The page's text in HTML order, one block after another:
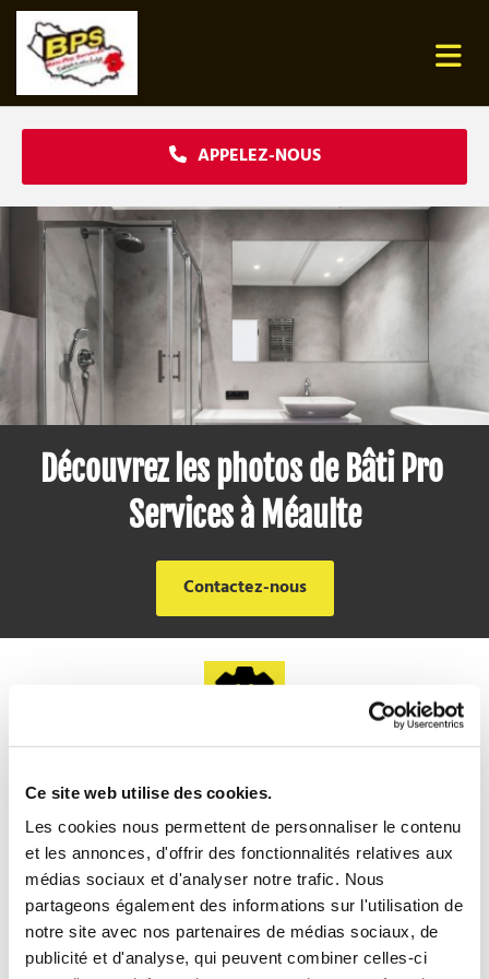
Ce site web utilise des cookies.
Les cookies nous permettent de personnaliser le contenu
et les annonces, d'offrir des fonctionnalités relatives aux
médias sociaux et d'analyser notre trafic. Nous
partageons également des informations sur l'utilisation de
notre site avec nos partenaires de médias sociaux, de
publicité et d'analyse, qui peuvent combiner celles-ci
Accéder au contenu
APPELEZ-NOUS
Découvrez les photos de Bâti Pro
Services à Méaulte
Contactez-nous
réalisés par Bâti pro services à Méaulte.
Rénovation immobilière, réparation et
débouchage de sanitaires (lavabos ou WC),
aménagement de salle de bains, dépannage
en plomberie et électricité, nos experts sont
à votre entière disposition 7 jours sur